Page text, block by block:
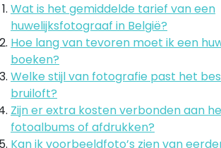
Wat is het gemiddelde tarief van een
huwelijksfotograaf in België?
Hoe lang van tevoren moet ik een
boeken?
Welke stijl van fotografie past het
bruiloft?
Zijn er extra kosten verbonden aan
fotoalbums of afdrukken?
Kan ik voorbeeldfoto’s zien van